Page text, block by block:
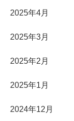
2025年4月
2025年3月
2025年2月
2025年1月
2024年12月